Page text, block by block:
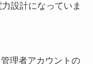
設計になっていま
理者アカウントの